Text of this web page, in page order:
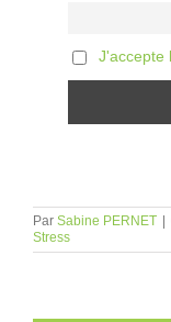
J'accepte
Par Sabine PERNET
Stress